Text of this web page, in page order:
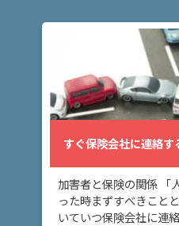
すぐ保険会社に連絡す
加害者と保険の関係 「
った時まずすべきこと
いていつ保険会社に連